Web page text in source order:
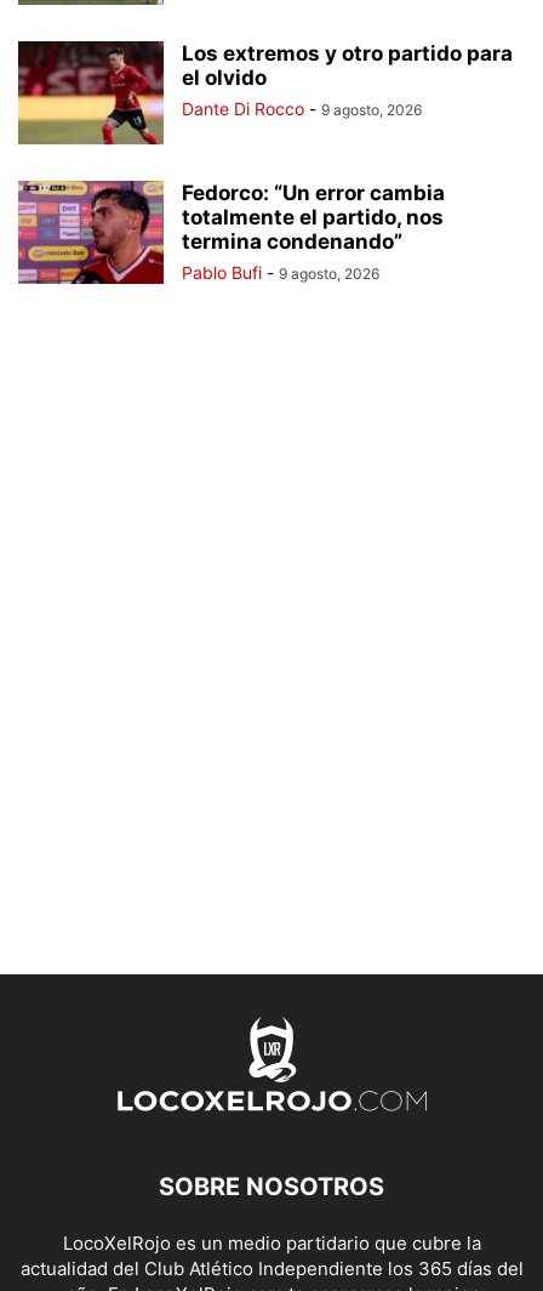
Los extremos y otro partido para
el olvido
Dante Di Rocco - 9 agosto, 2026
Fedorco: “Un error cambia
totalmente el partido, nos
termina condenando”
Pablo Bufi - 9 agosto, 2026
SOBRE NOSOTROS
LocoXelRojo es un medio partidario que cubre la
actualidad del Club Atlético Independiente los 365 días del